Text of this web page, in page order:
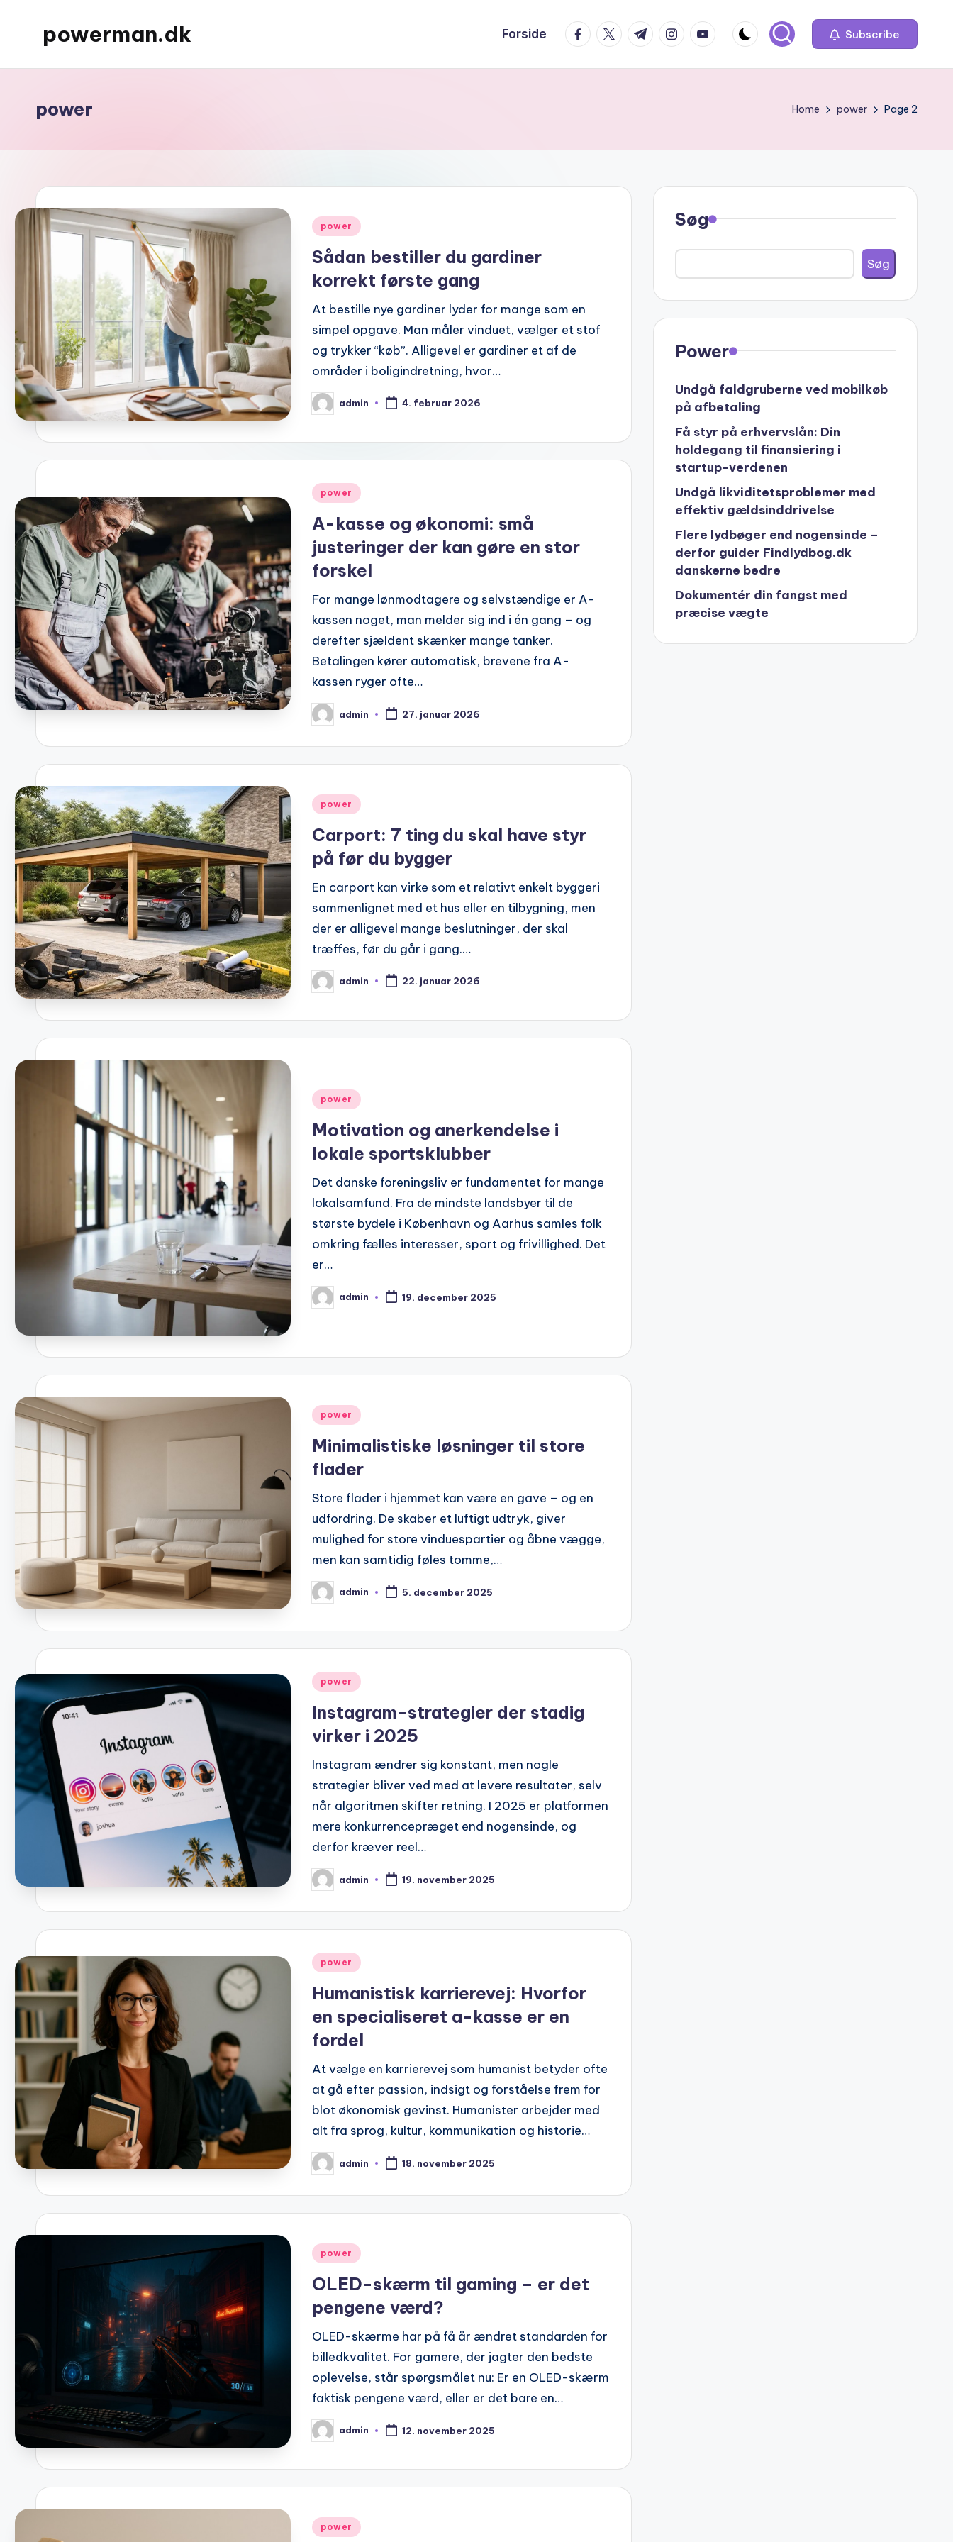
powerman.dk Forside facebook.com
twitter.com
t.me instagram.com
youtube.com Subscribe
power Home power Page 2
Posted
power
Sådan bestiller du gardiner
korrekt første gang
At bestille nye gardiner lyder for mange som en
simpel opgave. Man måler vinduet, vælger et stof
og trykker “køb”. Alligevel er gardiner et af de
områder i boligindretning, hvor…
Posted
by
admin 4. februar 2026
Posted
power
A-kasse og økonomi: små
justeringer der kan gøre en stor
forskel
For mange lønmodtagere og selvstændige er A-
kassen noget, man melder sig ind i én gang – og
derefter sjældent skænker mange tanker.
Betalingen kører automatisk, brevene fra A-
kassen ryger ofte…
Posted
by
admin 27. januar 2026
Posted
power
Carport: 7 ting du skal have styr
på før du bygger
En carport kan virke som et relativt enkelt byggeri
sammenlignet med et hus eller en tilbygning, men
der er alligevel mange beslutninger, der skal
træffes, før du går i gang.…
Posted
by
admin 22. januar 2026
Posted
power
Motivation og anerkendelse i
lokale sportsklubber
Det danske foreningsliv er fundamentet for mange
lokalsamfund. Fra de mindste landsbyer til de
største bydele i København og Aarhus samles folk
omkring fælles interesser, sport og frivillighed. Det
er…
Posted
by
admin 19. december 2025
Posted
power
Minimalistiske løsninger til store
flader
Store flader i hjemmet kan være en gave – og en
udfordring. De skaber et luftigt udtryk, giver
mulighed for store vinduespartier og åbne vægge,
men kan samtidig føles tomme,…
Posted
by
admin 5. december 2025
Posted
power
Instagram-strategier der stadig
virker i 2025
Instagram ændrer sig konstant, men nogle
strategier bliver ved med at levere resultater, selv
når algoritmen skifter retning. I 2025 er platformen
mere konkurrencepræget end nogensinde, og
derfor kræver reel…
Posted
by
admin 19. november 2025
Posted
power
Humanistisk karrierevej: Hvorfor
en specialiseret a-kasse er en
fordel
At vælge en karrierevej som humanist betyder ofte
at gå efter passion, indsigt og forståelse frem for
blot økonomisk gevinst. Humanister arbejder med
alt fra sprog, kultur, kommunikation og historie…
Posted
by
admin 18. november 2025
Posted
power
OLED-skærm til gaming – er det
pengene værd?
OLED-skærme har på få år ændret standarden for
billedkvalitet. For gamere, der jagter den bedste
oplevelse, står spørgsmålet nu: Er en OLED-skærm
faktisk pengene værd, eller er det bare en…
Posted
by
admin 12. november 2025
Posted
power
Søg
Søg
Power
Undgå faldgruberne ved mobilkøb
på afbetaling
Få styr på erhvervslån: Din
holdegang til finansiering i
startup-verdenen
Undgå likviditetsproblemer med
effektiv gældsinddrivelse
Flere lydbøger end nogensinde –
derfor guider Findlydbog.dk
danskerne bedre
Dokumentér din fangst med
præcise vægte